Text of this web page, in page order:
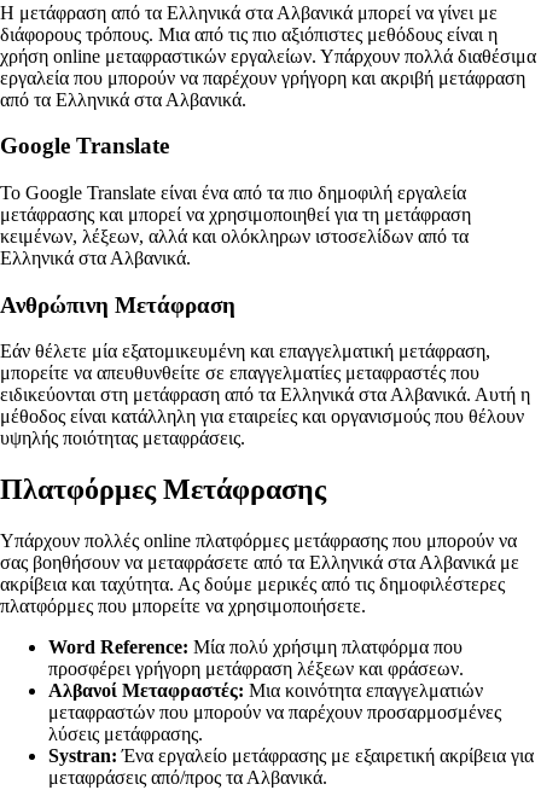
Η μετάφραση από τα Ελληνικά στα Αλβανικά μπορεί να γίνει με
διάφορους τρόπους. Μια από τις πιο αξιόπιστες μεθόδους είναι η
χρήση online μεταφραστικών εργαλείων. Υπάρχουν πολλά διαθέσιμα
εργαλεία που μπορούν να παρέχουν γρήγορη και ακριβή μετάφραση
από τα Ελληνικά στα Αλβανικά.
Google Translate
Το Google Translate είναι ένα από τα πιο δημοφιλή εργαλεία
μετάφρασης και μπορεί να χρησιμοποιηθεί για τη μετάφραση
κειμένων, λέξεων, αλλά και ολόκληρων ιστοσελίδων από τα
Ελληνικά στα Αλβανικά.
Ανθρώπινη Μετάφραση
Εάν θέλετε μία εξατομικευμένη και επαγγελματική μετάφραση,
μπορείτε να απευθυνθείτε σε επαγγελματίες μεταφραστές που
ειδικεύονται στη μετάφραση από τα Ελληνικά στα Αλβανικά. Αυτή η
μέθοδος είναι κατάλληλη για εταιρείες και οργανισμούς που θέλουν
υψηλής ποιότητας μεταφράσεις.
Πλατφόρμες Μετάφρασης
Υπάρχουν πολλές online πλατφόρμες μετάφρασης που μπορούν να
σας βοηθήσουν να μεταφράσετε από τα Ελληνικά στα Αλβανικά με
ακρίβεια και ταχύτητα. Ας δούμε μερικές από τις δημοφιλέστερες
πλατφόρμες που μπορείτε να χρησιμοποιήσετε.
Word Reference: Μία πολύ χρήσιμη πλατφόρμα που
προσφέρει γρήγορη μετάφραση λέξεων και φράσεων.
Αλβανοί Μεταφραστές: Μια κοινότητα επαγγελματιών
μεταφραστών που μπορούν να παρέχουν προσαρμοσμένες
λύσεις μετάφρασης.
Systran: Ένα εργαλείο μετάφρασης με εξαιρετική ακρίβεια για
μεταφράσεις από/προς τα Αλβανικά.